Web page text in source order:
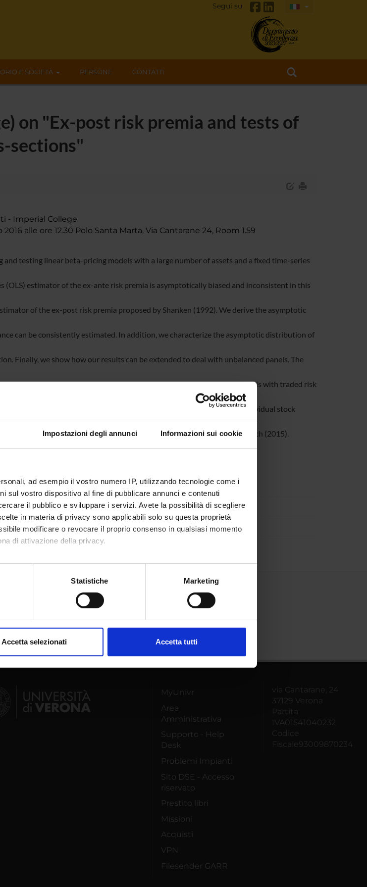
Impostazioni degli annunci Informazioni sui cookie
ad esempio il vostro numero IP, utilizzando tecnologie come i
sul vostro dispositivo al fine di pubblicare annunci e contenuti
il pubblico e sviluppare i servizi. Avete la possibilità di scegliere
in materia di privacy sono applicabili solo su questa proprietà
modificare o revocare il proprio consenso in qualsiasi momento
di attivazione della privacy.
con un'approssimazione di qualche metro,
dalla Dichiarazione sui cookie.
Statistiche Marketing
Accetta selezionati Accetta tutti
Segui su
E SOCIETÀ PERSONE CONTATTI
on "Ex-post risk premia and tests of
sections"
- Imperial College
alle ore 12.30 Polo Santa Marta, Via Cantarane 24, Room 1.59
testing linear beta-pricing models with a large number of assets and a ﬁxed time-series
(OLS) estimator of the ex-ante risk premia is asymptotically biased and inconsistent in this
of the ex-post risk premia proposed by Shanken (1992). We derive the asymptotic
can be consistently estimated. In addition, we characterize the asymptotic distribution of
Finally, we show how our results can be extended to deal with unbalanced panels. The
Carlo simulations and an empirical application to beta-pricing models with traded risk
factors are often priced in the cross-section of NYSE-AMEX-NASDAQ individual stock
of pricing for the proﬁtability and investment factors of Fama and French (2015).
Roberto Reno'
MyUnivr
Area
Amministrativa
Supporto - Help
Desk
Problemi Impianti
Sito DSE - Accesso
riservato
Prestito libri
Missioni
Acquisti
VPN
Filesender GARR
via Cantarane, 24
37129 Verona
Partita
IVA01541040232
Codice
Fiscale93009870234